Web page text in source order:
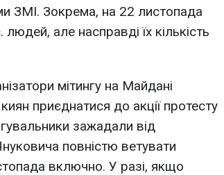
ЗМІ. Зокрема, на 22 листопада
але насправді їх кількість
мітингу на Майдані
приєднатися до акції протесту
зажадали від
повністю ветувати
включно. У разі, якщо